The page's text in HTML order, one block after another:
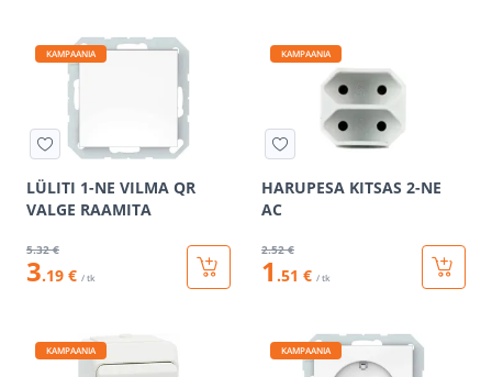
KAMPAANIA
LÜLITI 1-NE VILMA QR
VALGE RAAMITA
5.32 €
3.19 € / tk
KAMPAANIA
HARUPESA KITSAS 2-NE
AC
2.52 €
1 .51 € / tk
KAMPAANIA KAMPAANIA